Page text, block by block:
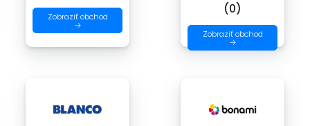
Zobraziť obchod
→
(0)
Zobraziť obchod
→